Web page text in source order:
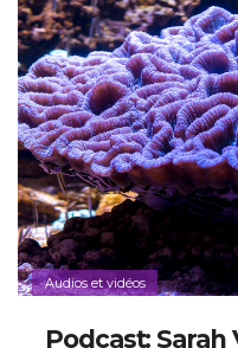
Audios et vidéos
Podcast: Sarah